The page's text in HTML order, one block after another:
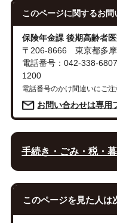
このページに関するお問
保険年金課 後期高齢者
〒206-8666 東京都多
電話番号：042-338-
1200
電話番号のかけ間違いにご
お問い合わせは専用
手続き・ごみ・税・
このページを見た人は